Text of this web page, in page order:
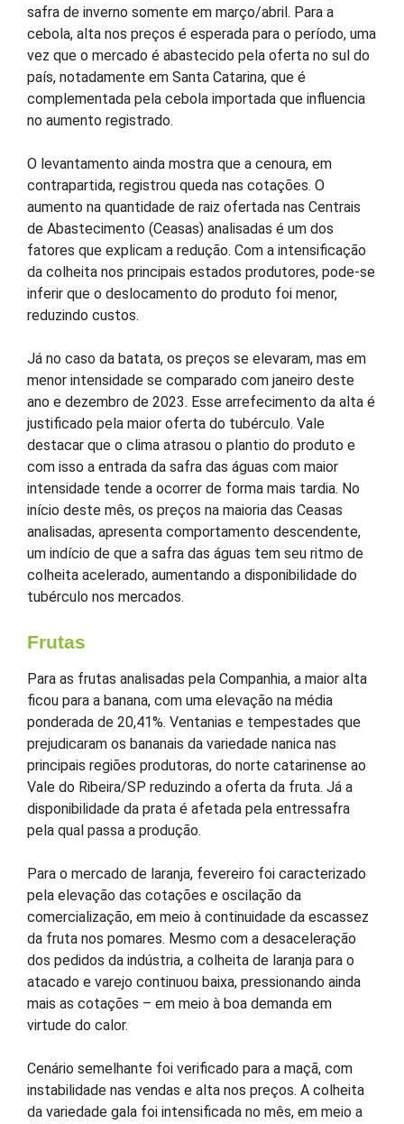
safra de inverno somente em março/abril. Para a
cebola, alta nos preços é esperada para o período, uma
vez que o mercado é abastecido pela oferta no sul do
país, notadamente em Santa Catarina, que é
complementada pela cebola importada que influencia
no aumento registrado.
O levantamento ainda mostra que a cenoura, em
contrapartida, registrou queda nas cotações. O
aumento na quantidade de raiz ofertada nas Centrais
de Abastecimento (Ceasas) analisadas é um dos
fatores que explicam a redução. Com a intensificação
da colheita nos principais estados produtores, pode-se
inferir que o deslocamento do produto foi menor,
reduzindo custos.
Já no caso da batata, os preços se elevaram, mas em
menor intensidade se comparado com janeiro deste
ano e dezembro de 2023. Esse arrefecimento da alta é
justificado pela maior oferta do tubérculo. Vale
destacar que o clima atrasou o plantio do produto e
com isso a entrada da safra das águas com maior
intensidade tende a ocorrer de forma mais tardia. No
início deste mês, os preços na maioria das Ceasas
analisadas, apresenta comportamento descendente,
um indício de que a safra das águas tem seu ritmo de
colheita acelerado, aumentando a disponibilidade do
tubérculo nos mercados.
Frutas
Para as frutas analisadas pela Companhia, a maior alta
ficou para a banana, com uma elevação na média
ponderada de 20,41%. Ventanias e tempestades que
prejudicaram os bananais da variedade nanica nas
principais regiões produtoras, do norte catarinense ao
Vale do Ribeira/SP reduzindo a oferta da fruta. Já a
disponibilidade da prata é afetada pela entressafra
pela qual passa a produção.
Para o mercado de laranja, fevereiro foi caracterizado
pela elevação das cotações e oscilação da
comercialização, em meio à continuidade da escassez
da fruta nos pomares. Mesmo com a desaceleração
dos pedidos da indústria, a colheita de laranja para o
atacado e varejo continuou baixa, pressionando ainda
mais as cotações – em meio à boa demanda em
virtude do calor.
Cenário semelhante foi verificado para a maçã, com
instabilidade nas vendas e alta nos preços. A colheita
da variedade gala foi intensificada no mês, em meio a